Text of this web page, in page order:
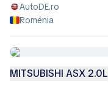
AutoDE.ro
Roménia
MITSUBISHI ASX 2.0L